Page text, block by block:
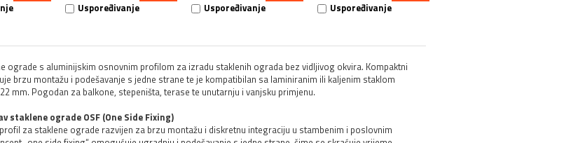
Uspoređivanje
Uspoređivanje
Uspoređivanje
ograde s aluminijskim osnovnim profilom za izradu staklenih ograda bez vidljivog okvira. Kompaktni
brzu montažu i podešavanje s jedne strane te je kompatibilan sa laminiranim ili kaljenim staklom
mm. Pogodan za balkone, stepeništa, terase te unutarnju i vanjsku primjenu.
staklene ograde OSF (One Side Fixing)
za staklene ograde razvijen za brzu montažu i diskretnu integraciju u stambenim i poslovnim